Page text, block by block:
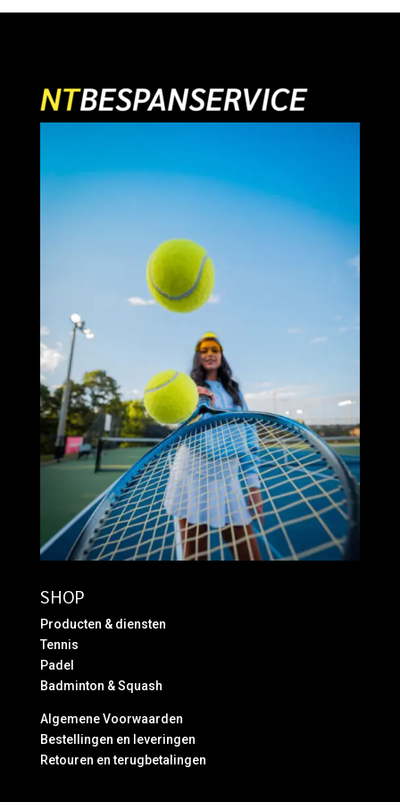
SHOP
Producten & diensten
Tennis
Padel
Badminton & Squash
Algemene Voorwaarden
Bestellingen en leveringen
Retouren en terugbetalingen